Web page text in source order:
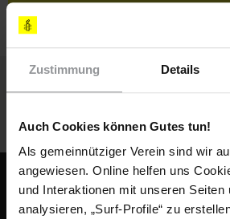
Zustimmung Details
Auch Cookies können Gutes tun!
Als gemeinnütziger Verein sind wir
angewiesen. Online helfen uns
und Interaktionen mit unseren Seiten
analysieren, „Surf-Profile“ zu
Fußbereich
KONTAKT & FAQ